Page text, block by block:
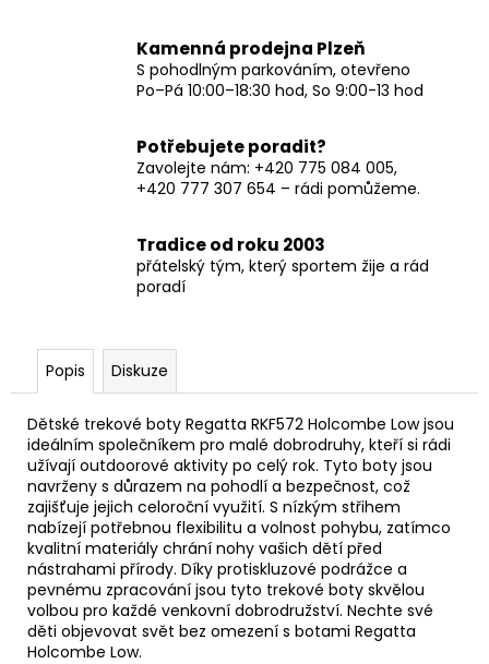
Kamenná prodejna Plzeň
S pohodlným parkováním, otevřeno
Po–Pá 10:00–18:30 hod, So 9:00-13 hod
Potřebujete poradit?
Zavolejte nám: +420 775 084 005,
+420 777 307 654 – rádi pomůžeme.
Tradice od roku 2003
přátelský tým, který sportem žije a rád
poradí
Popis Diskuze
Dětské trekové boty Regatta RKF572 Holcombe Low jsou
ideálním společníkem pro malé dobrodruhy, kteří si rádi
užívají outdoorové aktivity po celý rok. Tyto boty jsou
navrženy s důrazem na pohodlí a bezpečnost, což
zajišťuje jejich celoroční využití. S nízkým střihem
nabízejí potřebnou flexibilitu a volnost pohybu, zatímco
kvalitní materiály chrání nohy vašich dětí před
nástrahami přírody. Díky protiskluzové podrážce a
pevnému zpracování jsou tyto trekové boty skvělou
volbou pro každé venkovní dobrodružství. Nechte své
děti objevovat svět bez omezení s botami Regatta
Holcombe Low.